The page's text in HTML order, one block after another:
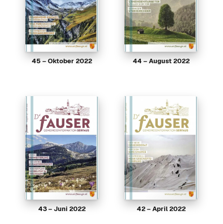
45 – Oktober 2022 44 – August 2022
43 – Juni 2022 42 – April 2022